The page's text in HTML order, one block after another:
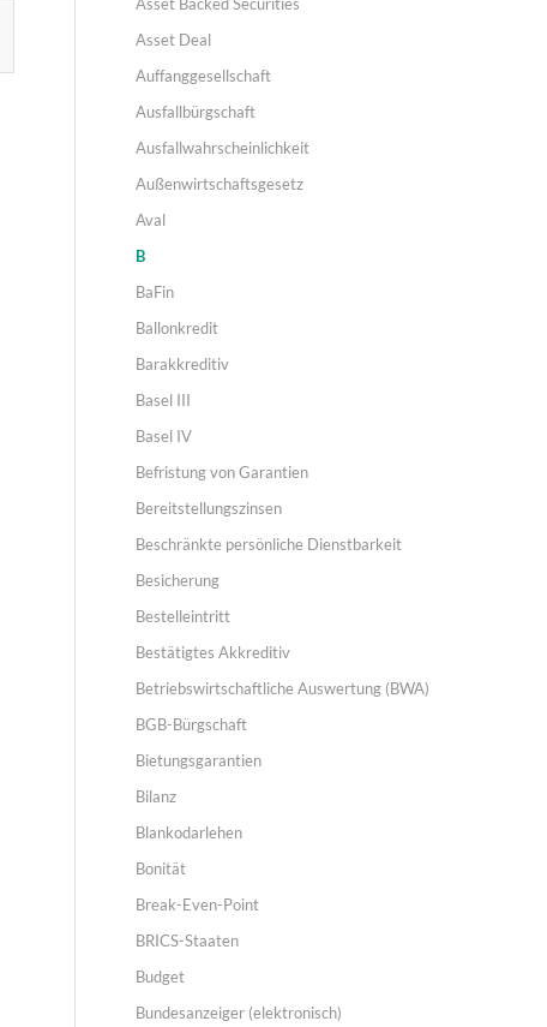
Asset Deal
Auffanggesellschaft
Ausfallbürgschaft
Ausfallwahrscheinlichkeit
Außenwirtschaftsgesetz
Aval
B
BaFin
Ballonkredit
Barakkreditiv
Basel III
Basel IV
Befristung von Garantien
Bereitstellungszinsen
Beschränkte persönliche Dienstbarkeit
Besicherung
Bestelleintritt
Bestätigtes Akkreditiv
Betriebswirtschaftliche Auswertung (BWA)
BGB-Bürgschaft
Bietungsgarantien
Bilanz
Blankodarlehen
Bonität
Break-Even-Point
BRICS-Staaten
Budget
Bundesanzeiger (elektronisch)